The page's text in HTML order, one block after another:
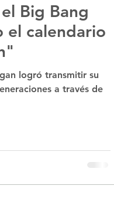
Big Bang
el calendario
logró transmitir su
a través de